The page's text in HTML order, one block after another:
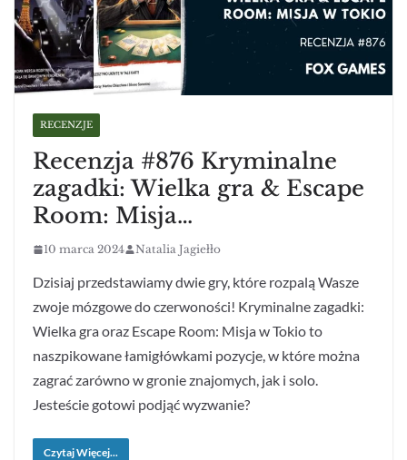
RECENZJE
Recenzja #876 Kryminalne
zagadki: Wielka gra & Escape
Room: Misja…
10 marca 2024 Natalia Jagiełło
Dzisiaj przedstawiamy dwie gry, które rozpalą Wasze
zwoje mózgowe do czerwoności! Kryminalne zagadki:
Wielka gra oraz Escape Room: Misja w Tokio to
naszpikowane łamigłówkami pozycje, w które można
zagrać zarówno w gronie znajomych, jak i solo.
Jesteście gotowi podjąć wyzwanie?
Czytaj Więcej...